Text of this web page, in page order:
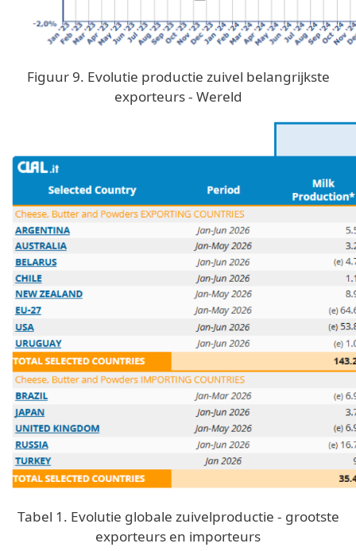
Figuur 9. Evolutie productie zuivel belangrijkste
exporteurs - Wereld
Tabel 1. Evolutie globale zuivelproductie - grootste
exporteurs en importeurs